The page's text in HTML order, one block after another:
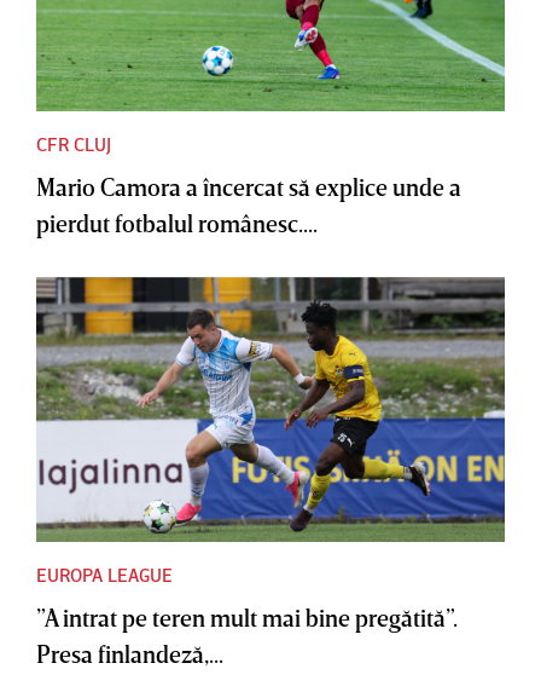
CFR CLUJ
Mario Camora a încercat să explice unde a
pierdut fotbalul românesc....
EUROPA LEAGUE
”A intrat pe teren mult mai bine pregătită”.
Presa finlandeză,...